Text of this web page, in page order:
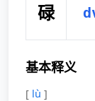
碌
基本释义
[ lù ]